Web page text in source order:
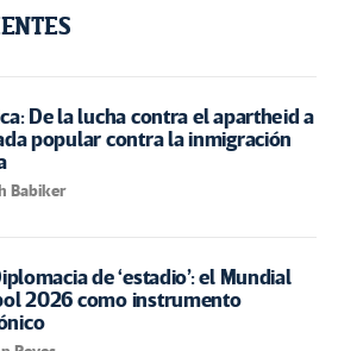
De la lucha contra el apartheid a
popular contra la inmigración
Babiker
de ‘estadio’: el Mundial
2026 como instrumento